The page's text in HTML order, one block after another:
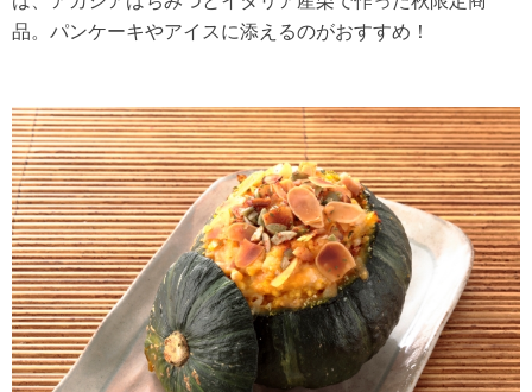
品。パンケーキやアイスに添えるのがおすすめ！